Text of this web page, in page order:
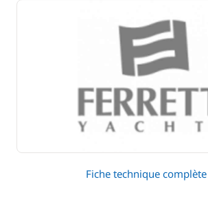
Fiche technique complète